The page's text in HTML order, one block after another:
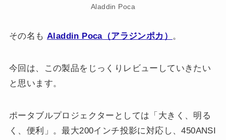
Aladdin Poca
その名も Aladdin Poca（アラジンポカ） 。
今回は、この製品をじっくりレビューしていきたい
と思います。
ポータブルプロジェクターとしては「大きく、明る
く、便利」。最大200インチ投影に対応し、450ANSI